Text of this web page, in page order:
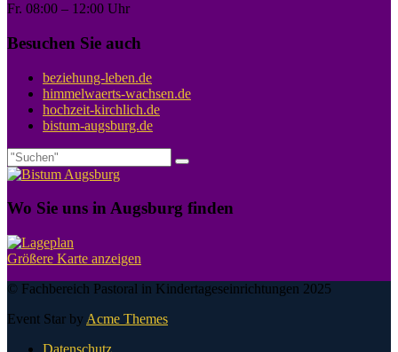
Fr. 08:00 – 12:00 Uhr
Besuchen Sie auch
beziehung-leben.de
himmelwaerts-wachsen.de
hochzeit-kirchlich.de
bistum-augsburg.de
Wo Sie uns in Augsburg finden
Größere Karte anzeigen
© Fachbereich Pastoral in Kindertageseinrichtungen 2025
Event Star by Acme Themes